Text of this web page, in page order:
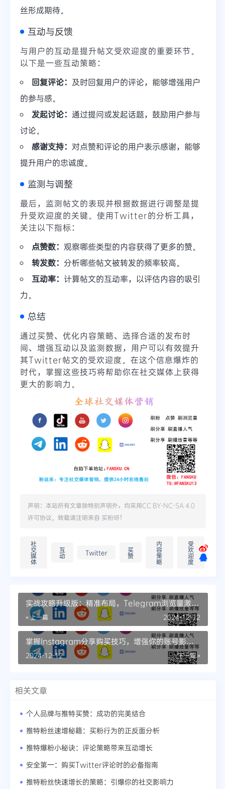
丝形成期待。
互动与反馈
与用户的互动是提升帖文受欢迎度的重要环节。
以下是一些互动策略：
回复评论： 及时回复用户的评论，能够增强用户
的参与感。
发起讨论： 通过提问或发起话题，鼓励用户参与
讨论。
感谢支持： 对点赞和评论的用户表示感谢，能够
提升用户的忠诚度。
监测与调整
最后，监测帖文的表现并根据数据进行调整是提
升受欢迎度的关键。使用Twitter的分析工具，
关注以下指标：
点赞数： 观察哪些类型的内容获得了更多的赞。
转发数： 分析哪些帖文被转发的频率较高。
互动率： 计算帖文的互动率，以评估内容的吸引
力。
总结
通过买赞、优化内容策略、选择合适的发布时
间、增强互动以及监测数据，用户可以有效提升
其Twitter帖文的受欢迎度。在这个信息爆炸的
时代，掌握这些技巧将帮助你在社交媒体上获得
更大的影响力。
声明：本站所有文章除特别声明外，均采用CC BY-NC-SA 4.0
许可协议。转载请注明来自 买粉呀！
社
交
媒
体
互
动 Twitter 买
赞
内
容
策
略
受
欢
迎
度
实战攻略升级版：精准布局，Telegram浏览量激增
与变现策略
« 上一篇 2024-12-12
掌握Instagram分享购买技巧，增强你的账号影响
力
下一篇 »
2024-12-12
相关文章
个人品牌与推特买赞：成功的完美结合
推特粉丝速增秘籍：买粉行为的正反面分析
推特爆粉小秘诀：评论策略带来互动增长
安全第一：购买Twitter评论时的必备指南
推特粉丝快速增长的策略：引爆你的社交影响力